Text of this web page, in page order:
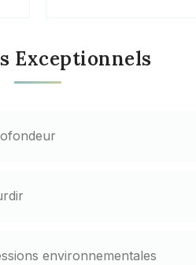
Exceptionnels
environnementales